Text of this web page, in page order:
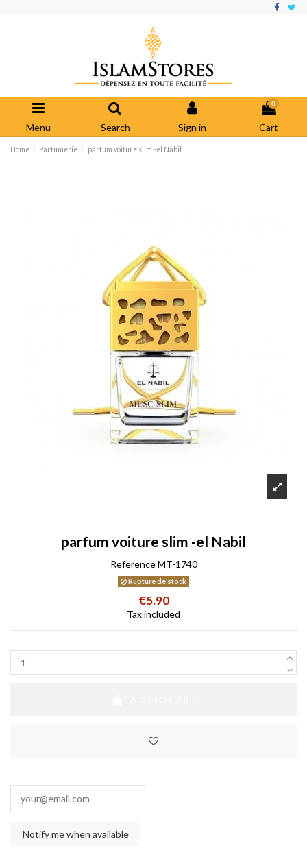
Menu Search Sign in
0
Cart
Home Parfumerie parfum voiture slim -el Nabil
parfum voiture slim -el Nabil
Reference MT-1740
Rupture de stock
€5.90
Tax included